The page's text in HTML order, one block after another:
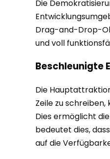
Die
Drag-and-Drop-
und voll
Beschleunigte
Die
Zeile zu
Dies ermöglicht
bedeutet dies,
auf die